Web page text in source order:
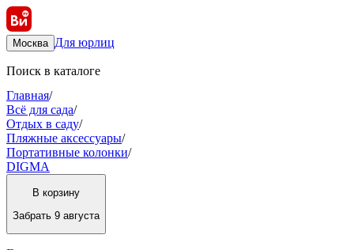
Москва Для юрлиц
Поиск в каталоге
Главная/
Всё для сада/
Отдых в саду/
Пляжные аксессуары/
Портативные колонки/
DIGMA
В корзину
Забрать 9 августа